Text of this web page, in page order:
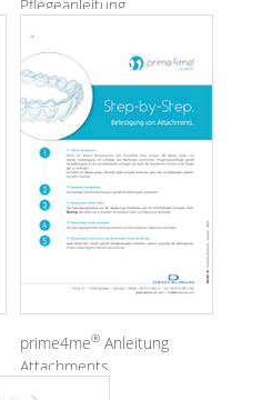
Pflegeanleitung
prime4me®Anleitung
Attachments